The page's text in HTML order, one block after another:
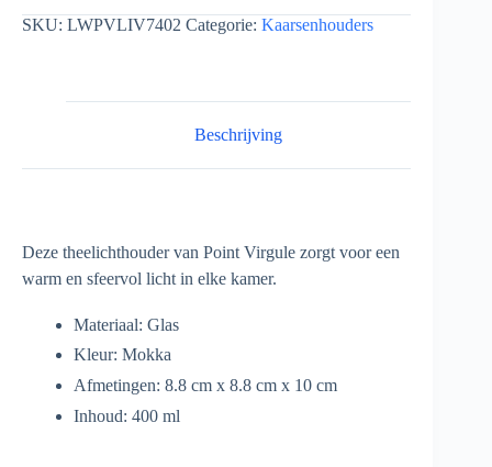
SKU: LWPVLIV7402 Categorie: Kaarsenhouders
Beschrijving
Deze theelichthouder van Point Virgule zorgt voor een
warm en sfeervol licht in elke kamer.
Materiaal: Glas
Kleur: Mokka
Afmetingen: 8.8 cm x 8.8 cm x 10 cm
Inhoud: 400 ml